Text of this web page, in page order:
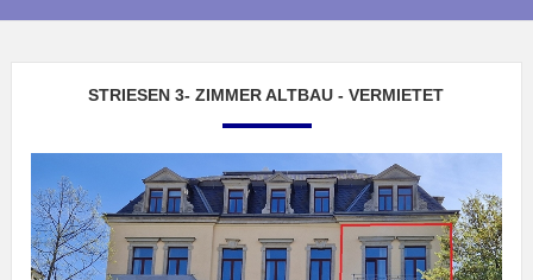
STRIESEN 3- ZIMMER ALTBAU - VERMIETET